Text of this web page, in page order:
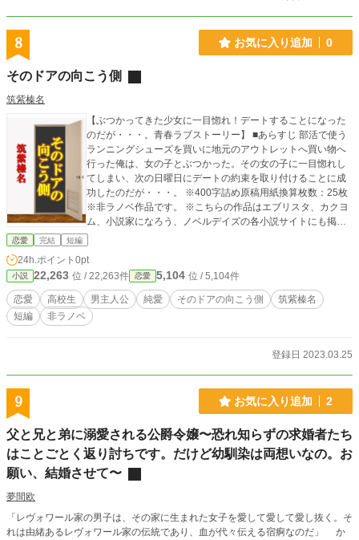
8 お気に入り追加 0
そのドアの向こう側
筑紫榛名
【ぶつかってきた少女に一目惚れ！デートすることになった
のだが・・・。青春ラブストーリー】 ■あらすじ 部活で使う
ランニングシューズを買いに地元のアウトレットへ買い物へ
行った俺は、女の子とぶつかった。その女の子に一目惚れし
てしまい、次の日曜日にデートの約束を取り付けることに成
功したのだが・・・。 ※400字詰め原稿用紙換算枚数：25枚
※非ラノベ作品です。 ※こちらの作品はエブリスタ、カクヨ
ム、小説家になろう、ノベルデイズの各小説サイトにも掲載
予定です。
恋愛 完結 短編
24h.ポイント 0pt
小説 22,263 位 / 22,263件 恋愛 5,104 位 / 5,104件
恋愛 高校生 男主人公 純愛 そのドアの向こう側
筑紫榛名
短編
非ラノベ
登録日 2023.03.25
9 お気に入り追加 2
父と兄と弟に溺愛される公爵令嬢〜恐れ知らずの求婚者たち
はことごとく返り討ちです。だけど幼馴染は両想いなの。お
願い、結婚させて〜
夢間欧
「レヴォワール家の男子は、その家に生まれた女子を愛して愛して愛し抜く。そ
れは由緒あるレヴォワール家の伝統であり、血が代々伝える宿痾なのだ」 か